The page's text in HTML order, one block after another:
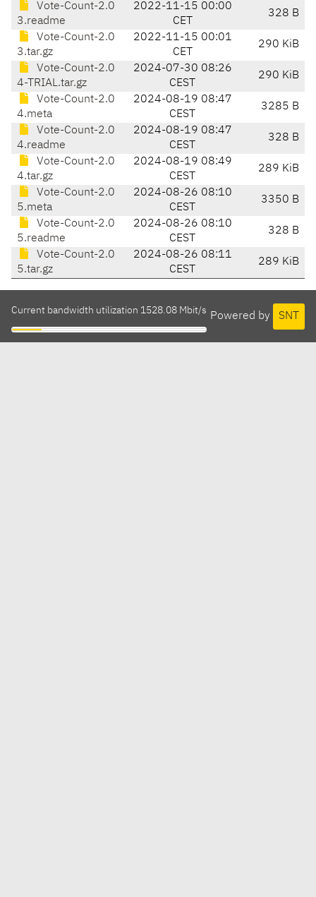
Vote-Count-2.0
3.readme
2022-11-15 00:00
CET
328 B
Vote-Count-2.0
3.tar.gz
2022-11-15 00:01
CET
290 KiB
Vote-Count-2.0
4-TRIAL.tar.gz
2024-07-30 08:26
CEST
290 KiB
Vote-Count-2.0
4.meta
2024-08-19 08:47
CEST
3285 B
Vote-Count-2.0
4.readme
2024-08-19 08:47
CEST
328 B
Vote-Count-2.0
4.tar.gz
2024-08-19 08:49
CEST
289 KiB
Vote-Count-2.0
5.meta
2024-08-26 08:10
CEST
3350 B
Vote-Count-2.0
5.readme
2024-08-26 08:10
CEST
328 B
Vote-Count-2.0
5.tar.gz
2024-08-26 08:11
CEST
289 KiB
Powered by SNT
Current bandwidth utilization 1528.08 Mbit/s